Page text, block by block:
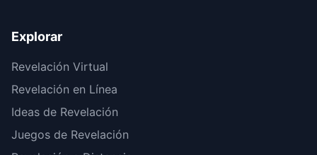
Explorar
Revelación Virtual
Revelación en Línea
Ideas de Revelación
Juegos de Revelación